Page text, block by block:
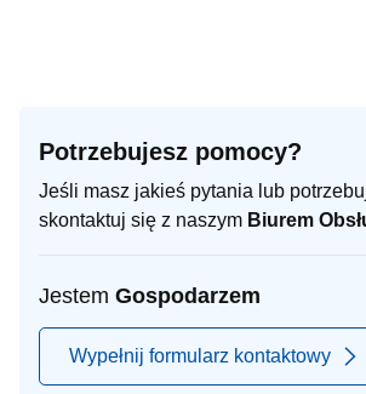
Potrzebujesz pomocy?
Jeśli masz jakieś pytania lub
skontaktuj się z naszym Biurem
Jestem Gospodarzem
Wypełnij formularz kontaktowy